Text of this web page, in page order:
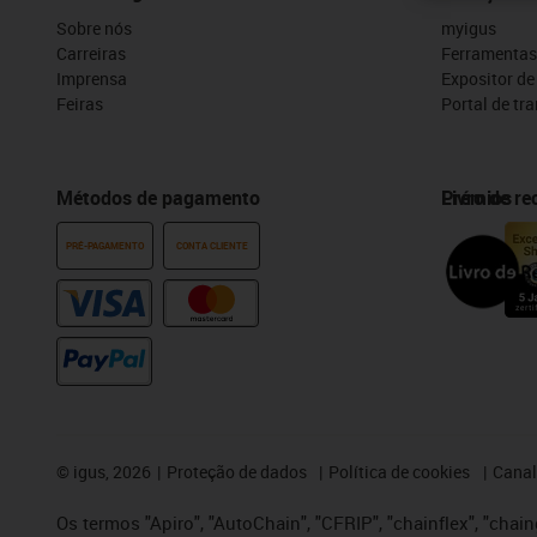
Sobre nós
Carreiras
Imprensa
Feiras
Métodos de pagamento
PRÉ-PAGAMENTO CONTA CLIENTE
myigus
Expositor
Portal de
Prémios
Livro de
© igus, 2026 Proteção de dados Política de cookies
Os termos "Apiro", "AutoChain", "CFRIP", "chainflex",